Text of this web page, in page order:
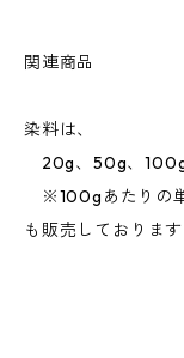
関連商品
染料は、
20g、50g、
※100gあたりの単
も販売しております